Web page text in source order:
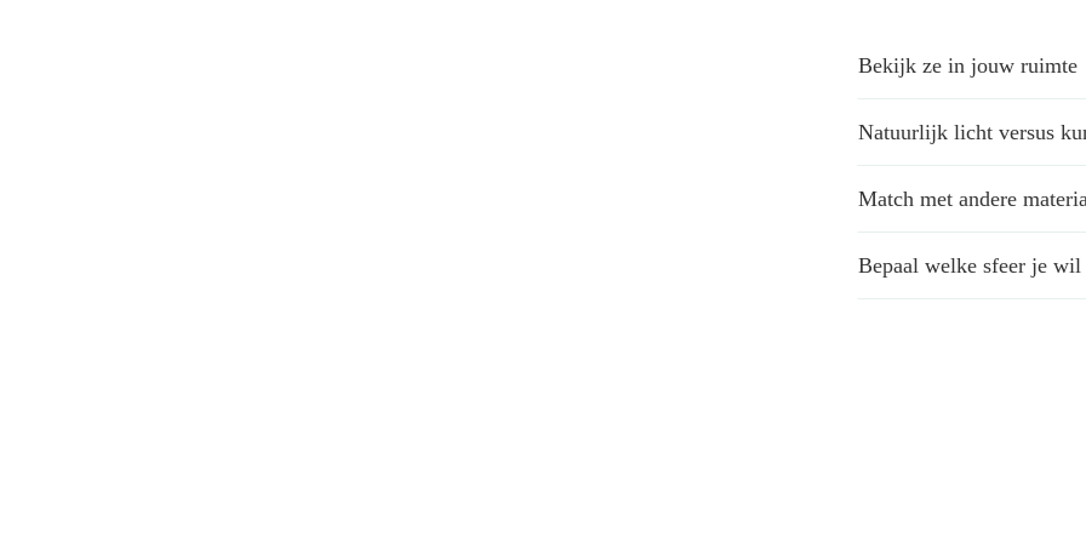
aantal
Bekijk ze in jouw ruimte
Natuurlijk licht versus
Match met andere
Bepaal welke sfeer je wil